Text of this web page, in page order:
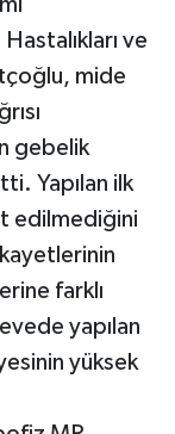
ve
mide
gebelik
Yapılan ilk
edilmediğini
farklı
yapılan
yüksek